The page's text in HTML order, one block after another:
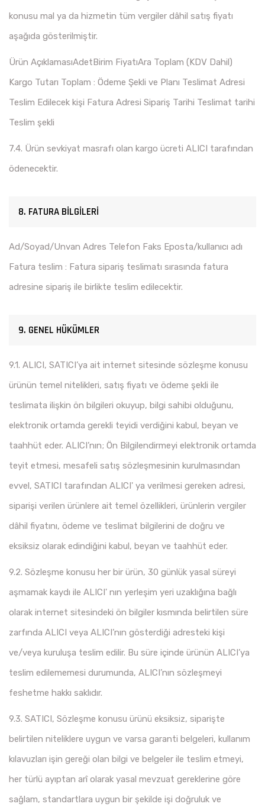
konusu mal ya da hizmetin tüm vergiler dâhil satış fiyatı
aşağıda gösterilmiştir.
Ürün AçıklamasıAdetBirim FiyatıAra Toplam (KDV Dahil)
Kargo Tutarı Toplam : Ödeme Şekli ve Planı Teslimat Adresi
Teslim Edilecek kişi Fatura Adresi Sipariş Tarihi Teslimat tarihi
Teslim şekli
7.4. Ürün sevkiyat masrafı olan kargo ücreti ALICI tarafından
ödenecektir.
8. FATURA BİLGİLERİ
Ad/Soyad/Unvan Adres Telefon Faks Eposta/kullanıcı adı
Fatura teslim : Fatura sipariş teslimatı sırasında fatura
adresine sipariş ile birlikte teslim edilecektir.
9. GENEL HÜKÜMLER
9.1. ALICI, SATICI’ya ait internet sitesinde sözleşme konusu
ürünün temel nitelikleri, satış fiyatı ve ödeme şekli ile
teslimata ilişkin ön bilgileri okuyup, bilgi sahibi olduğunu,
elektronik ortamda gerekli teyidi verdiğini kabul, beyan ve
taahhüt eder. ALICI’nın; Ön Bilgilendirmeyi elektronik ortamda
teyit etmesi, mesafeli satış sözleşmesinin kurulmasından
evvel, SATICI tarafından ALICI' ya verilmesi gereken adresi,
siparişi verilen ürünlere ait temel özellikleri, ürünlerin vergiler
dâhil fiyatını, ödeme ve teslimat bilgilerini de doğru ve
eksiksiz olarak edindiğini kabul, beyan ve taahhüt eder.
9.2. Sözleşme konusu her bir ürün, 30 günlük yasal süreyi
aşmamak kaydı ile ALICI' nın yerleşim yeri uzaklığına bağlı
olarak internet sitesindeki ön bilgiler kısmında belirtilen süre
zarfında ALICI veya ALICI’nın gösterdiği adresteki kişi
ve/veya kuruluşa teslim edilir. Bu süre içinde ürünün ALICI’ya
teslim edilememesi durumunda, ALICI’nın sözleşmeyi
feshetme hakkı saklıdır.
9.3. SATICI, Sözleşme konusu ürünü eksiksiz, siparişte
belirtilen niteliklere uygun ve varsa garanti belgeleri, kullanım
kılavuzları işin gereği olan bilgi ve belgeler ile teslim etmeyi,
her türlü ayıptan arî olarak yasal mevzuat gereklerine göre
sağlam, standartlara uygun bir şekilde işi doğruluk ve